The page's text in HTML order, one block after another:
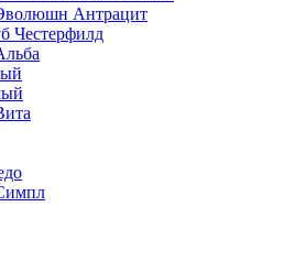
Антрацит
Честерфилд